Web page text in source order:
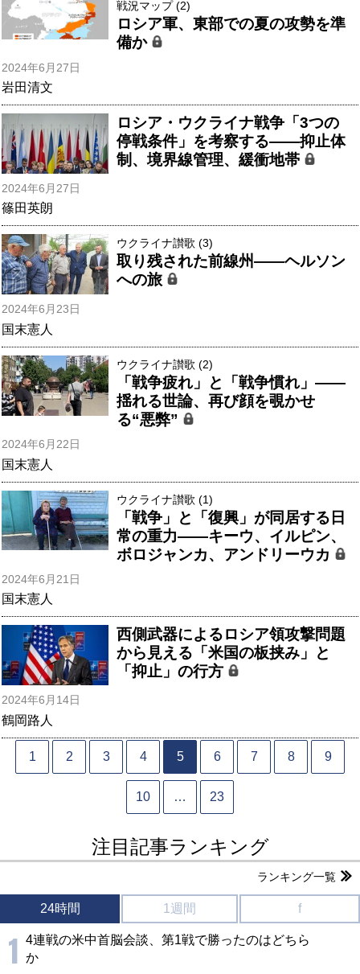
戦況マップ (2)
ロシア軍、東部での夏の攻勢を準
備か
2024年6月27日
岩田清文
ロシア・ウクライナ戦争「3つの
停戦条件」を考察する――抑止体
制、境界線管理、緩衝地帯
2024年6月27日
篠田英朗
ウクライナ讃歌 (3)
取り残された前線州――ヘルソン
への旅
2024年6月23日
国末憲人
ウクライナ讃歌 (2)
「戦争疲れ」と「戦争慣れ」――
揺れる世論、再び顔を覗かせ
る“悪弊”
2024年6月22日
国末憲人
ウクライナ讃歌 (1)
「戦争」と「復興」が同居する日
常の重力――キーウ、イルピン、
ボロジャンカ、アンドリーウカ
2024年6月21日
国末憲人
西側武器によるロシア領攻撃問題
から見える「米国の板挟み」と
「抑止」の行方
2024年6月14日
鶴岡路人
1 2 3 4 5 6 7 8 9
10 … 23
注目記事ランキング
ランキング一覧
24時間 1週間 f
1 4連戦の米中首脳会談、第1戦で勝ったのはどちら
か